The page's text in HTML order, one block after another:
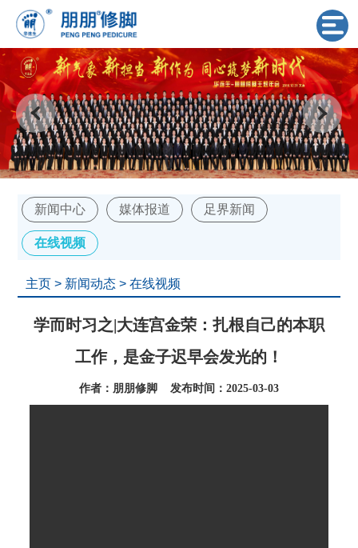
新闻中心 媒体报道 足界新闻
在线视频
主页 > 新闻动态 >在线视频
学而时习之|大连宫金荣：扎根自己的本职
工作，是金子迟早会发光的！
作者：朋朋修脚 发布时间：2025-03-03